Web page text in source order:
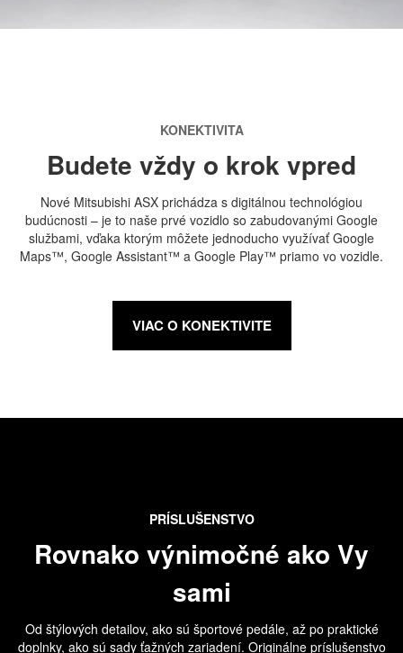
KONEKTIVITA
Budete vždy o krok vpred
Nové Mitsubishi ASX prichádza s digitálnou technológiou
budúcnosti – je to naše prvé vozidlo so zabudovanými Google
službami, vďaka ktorým môžete jednoducho využívať Google
Maps™, Google Assistant™ a Google Play™ priamo vo vozidle.
VIAC O KONEKTIVITE
PRÍSLUŠENSTVO
Rovnako výnimočné ako Vy
sami
Od štýlových detailov, ako sú športové pedále, až po praktické
doplnky, ako sú sady ťažných zariadení. Originálne príslušenstvo